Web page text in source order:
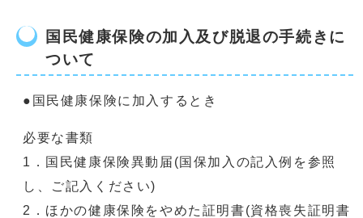
国民健康保険の加入及び脱退の手続きに
ついて
●国民健康保険に加入するとき
必要な書類
1．国民健康保険異動届(国保加入の記入例を参照
し、ご記入ください)
2．ほかの健康保険をやめた証明書(資格喪失証明書